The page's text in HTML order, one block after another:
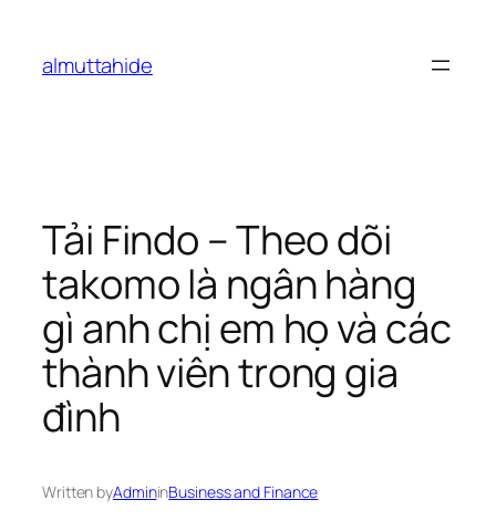
content
almuttahide
Tải Findo – Theo dõi
takomo là ngân hàng
gì anh chị em họ và các
thành viên trong gia
đình
Written byAdmininBusiness and Finance